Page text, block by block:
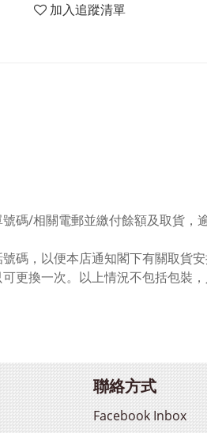
加入追蹤清單
碼/相關電郵並繳付餘額及取貨，
碼，以便本店通知閣下有關取貨安
更換一次。以上情況不包括包裝
聯絡方式
Facebook Inbox